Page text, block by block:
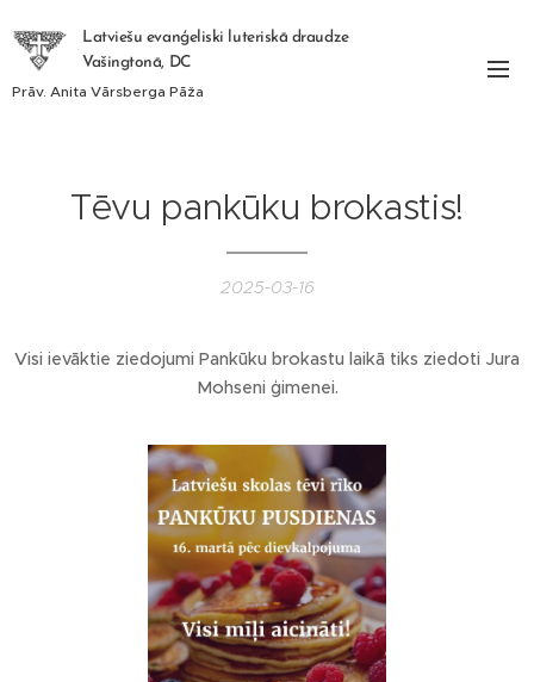
Latviešu evanģeliski luteriskā draudze
Vašingtonā, DC
Prāv. Anita Vārsberga Pāža
Tēvu pankūku brokastis!
2025-03-16
Visi ievāktie ziedojumi Pankūku brokastu laikā tiks ziedoti Jura
Mohseni ģimenei.